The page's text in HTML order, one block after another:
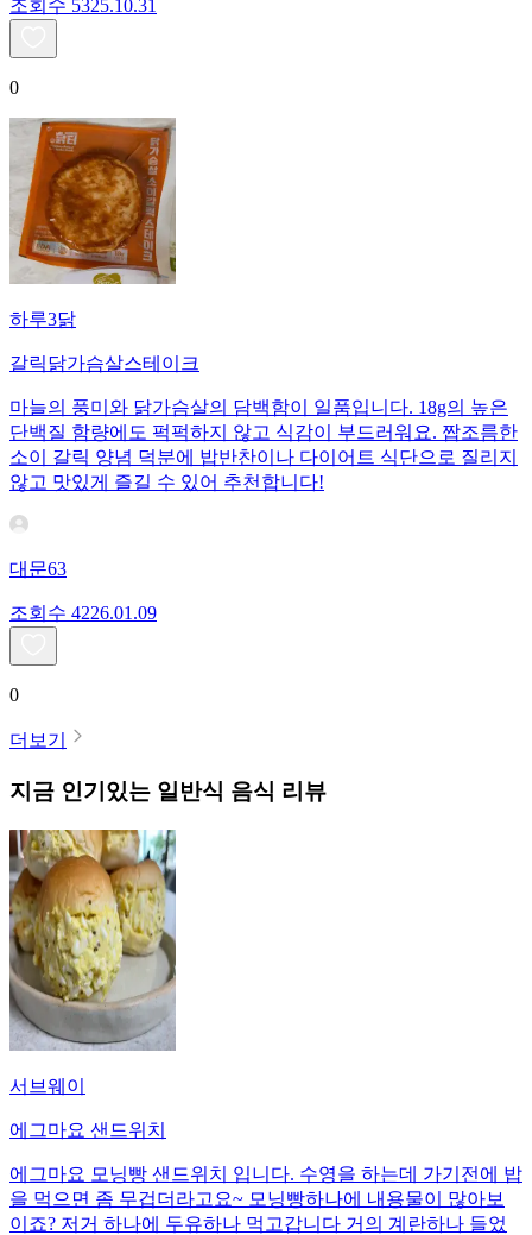
조회수 5325.10.31
0
하루3닭
갈릭닭가슴살스테이크
마늘의 풍미와 닭가슴살의 담백함이 일품입니다. 18g의 높은
단백질 함량에도 퍽퍽하지 않고 식감이 부드러워요. 짭조름한
소이 갈릭 양념 덕분에 밥반찬이나 다이어트 식단으로 질리지
않고 맛있게 즐길 수 있어 추천합니다!
대문63
조회수 4226.01.09
0
더보기
지금 인기있는 일반식 음식 리뷰
서브웨이
에그마요 샌드위치
에그마요 모닝빵 샌드위치 입니다. 수영을 하는데 가기전에 밥
을 먹으면 좀 무겁더라고요~ 모닝빵하나에 내용물이 많아보
이죠? 저거 하나에 두유하나 먹고갑니다 거의 계란하나 들었